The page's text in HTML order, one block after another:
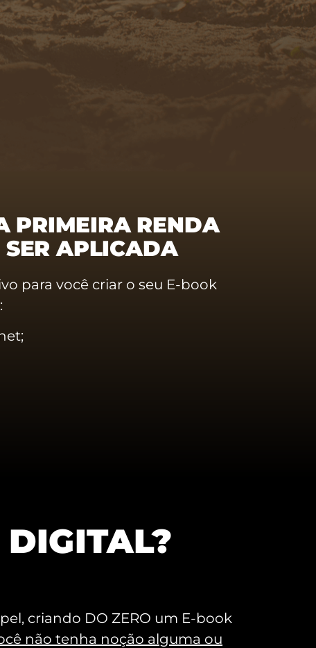
PRIMEIRA RENDA
APLICADA
para você criar o seu E-book
DIGITAL?
criando DO ZERO um E-book
não tenha noção alguma ou